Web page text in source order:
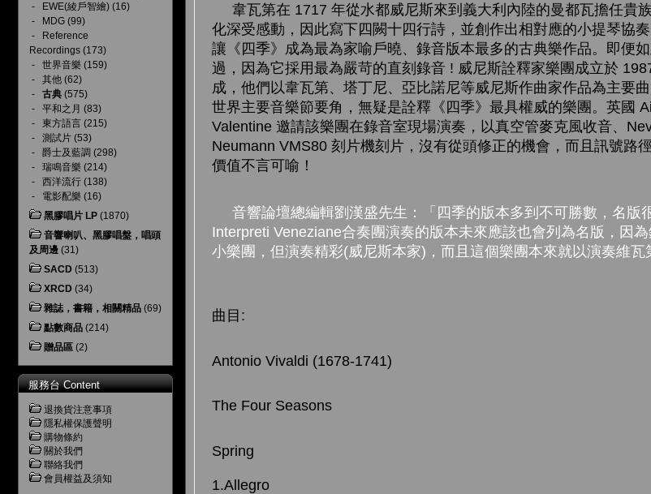
-
EWE(綾戶智繪) (16)
-
MDG (99)
-
Reference
Recordings (173)
- 世界音樂 (159)
- 其他 (62)
- 古典 (575)
- 平和之月 (83)
- 東方語言 (215)
- 測試片 (53)
- 爵士及藍調 (298)
- 瑞鳴音樂 (214)
- 西洋流行 (138)
- 電影配樂 (16)
黑膠唱片 LP (1870)
音響喇叭、黑膠唱盤，唱頭
及周邊 (31)
SACD (513)
XRCD (34)
雜誌，書籍，相關精品 (69)
點數商品 (214)
贈品區 (2)
服務台 Content
退換貨注意事項
隱私權保護聲明
購物條約
關於我們
聯絡我們
會員權益及須知
韋瓦第在 1717 年從水都威尼斯來到義大利內陸的曼都瓦擔任貴
化深受感動，因此寫下四闕十四行詩，並創作出相對應的小提琴協
讓《四季》成為最為家喻戶曉、錄音版本最多的古典樂作品。即便
過，因為它採用最為嚴苛的直刻錄音 ! 威尼斯詮釋家樂團成立於
成，他們以韋瓦第、塔丁尼、亞比諾尼等威尼斯作曲家作品為主要
世界主要音樂節要角，無疑是詮釋《四季》最具權威的樂團。英國
Valentine 邀請該樂團在錄音室現場演奏，以真空管麥克風收音、
Neumann VMS80 刻片機刻片，沒有從頭修正的機會，而且訊號路
價值不言可喻！
音響論壇總編輯劉漢盛先生：「四季的版本多到不可勝數，名版
Interpreti Veneziane合奏團演奏的版本未來應該也會列為名版，因
小樂團，但演奏精彩(威尼斯本家)，而且這個樂團本來就以演奏維瓦
曲目:
Antonio Vivaldi (1678-1741)
The Four Seasons
Spring
1.Allegro